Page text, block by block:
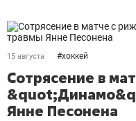
15 августа #хоккей
Сотрясение в
Янне Песонена